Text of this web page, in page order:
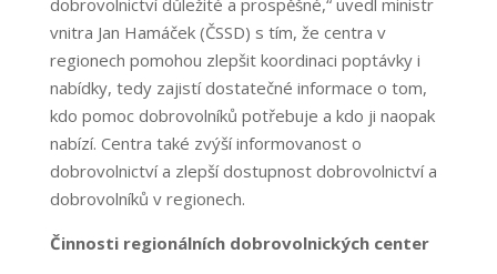
dobrovolnictví důležité a prospěšné,“ uvedl ministr
vnitra Jan Hamáček (ČSSD) s tím, že centra v
regionech pomohou zlepšit koordinaci poptávky i
nabídky, tedy zajistí dostatečné informace o tom,
kdo pomoc dobrovolníků potřebuje a kdo ji naopak
nabízí. Centra také zvýší informovanost o
dobrovolnictví a zlepší dostupnost dobrovolnictví a
dobrovolníků v regionech.
Činnosti regionálních dobrovolnických center